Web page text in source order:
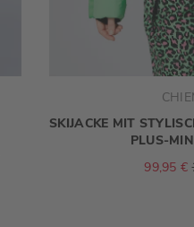
SKIJACKE MIT
PLUS-
99,95 €